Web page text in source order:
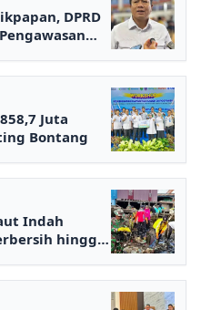
DPRD
Juta
Bontang
Indah
hingga